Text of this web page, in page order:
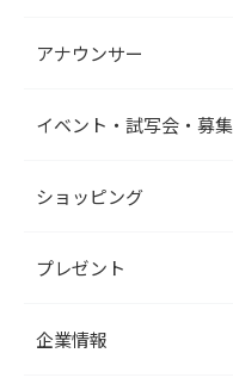
アナウンサー
イベント・試写会・募集
ショッピング
プレゼント
企業情報